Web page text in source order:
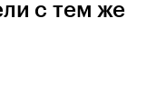
с тем же